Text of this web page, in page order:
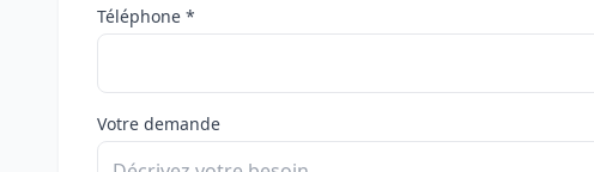
Téléphone *
Votre demande